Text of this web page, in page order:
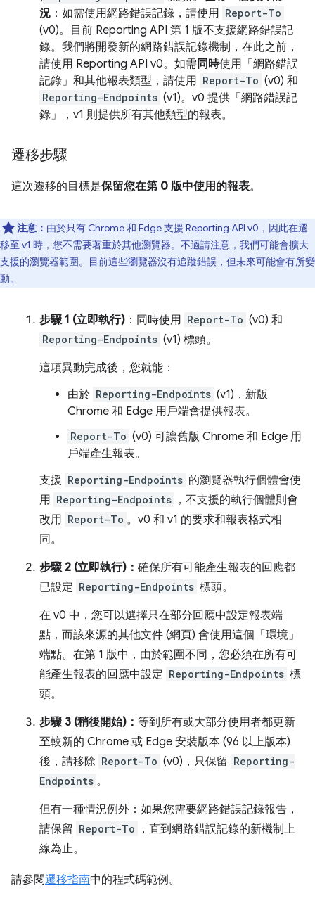
況 ：如需使用網路錯誤記錄，請使用 Report-To
(v0)。目前 Reporting API 第 1 版不支援網路錯誤記
錄。我們將開發新的網路錯誤記錄機制，在此之前，
請使用 Reporting API v0。如需 同時使用「網路錯誤
記錄」和其他報表類型，請使用 Report-To (v0) 和
Reporting-Endpoints (v1)。v0 提供「網路錯誤記
錄」，v1 則提供所有其他類型的報表。
遷移步驟
這次遷移的目標是保留您在第 0 版中使用的報表。
注意： 由於只有 Chrome 和 Edge 支援 Reporting API v0，因此在遷
移至 v1 時，您不需要著重於其他瀏覽器。不過請注意，我們可能會擴大
支援的瀏覽器範圍。目前這些瀏覽器沒有追蹤錯誤，但未來可能會有所變
動。
步驟 1 (立即執行) ：同時使用 Report-To (v0) 和
Reporting-Endpoints (v1) 標頭。
這項異動完成後，您就能：
由於 Reporting-Endpoints (v1)，新版
Chrome 和 Edge 用戶端會提供報表。
Report-To (v0) 可讓舊版 Chrome 和 Edge 用
戶端產生報表。
支援 Reporting-Endpoints 的瀏覽器執行個體會使
用 Reporting-Endpoints ，不支援的執行個體則會
改用 Report-To 。v0 和 v1 的要求和報表格式相
同。
步驟 2 (立即執行)： 確保所有可能產生報表的回應都
已設定 Reporting-Endpoints 標頭。
在 v0 中，您可以選擇只在部分回應中設定報表端
點，而該來源的其他文件 (網頁) 會使用這個「環境」
端點。在第 1 版中，由於範圍不同，您必須在所有可
能產生報表的回應中設定 Reporting-Endpoints 標
頭。
步驟 3 (稍後開始)： 等到所有或大部分使用者都更新
至較新的 Chrome 或 Edge 安裝版本 (96 以上版本)
後，請移除 Report-To (v0)，只保留 Reporting-
Endpoints 。
但有一種情況例外：如果您需要網路錯誤記錄報告，
請保留 Report-To
，直到網路錯誤記錄的新機制上
線為止。
請參閱遷移指南中的程式碼範例。